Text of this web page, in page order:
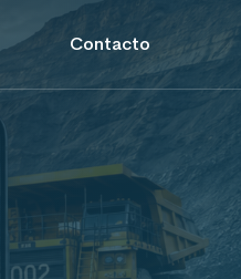
Contacto